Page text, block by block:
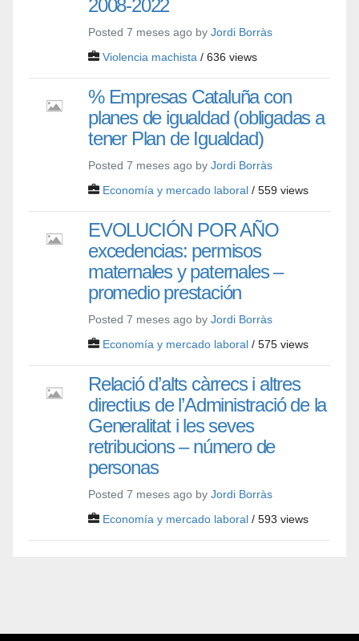
2008-2022
Posted 7 meses ago by Jordi Borràs
Violencia machista / 636 views
% Empresas Cataluña con
planes de igualdad (obligadas a
tener Plan de Igualdad)
Posted 7 meses ago by Jordi Borràs
Economía y mercado laboral / 559 views
EVOLUCIÓN POR AÑO
excedencias: permisos
maternales y paternales –
promedio prestación
Posted 7 meses ago by Jordi Borràs
Economía y mercado laboral / 575 views
Relació d’alts càrrecs i altres
directius de l’Administració de la
Generalitat i les seves
retribucions – número de
personas
Posted 7 meses ago by Jordi Borràs
Economía y mercado laboral / 593 views